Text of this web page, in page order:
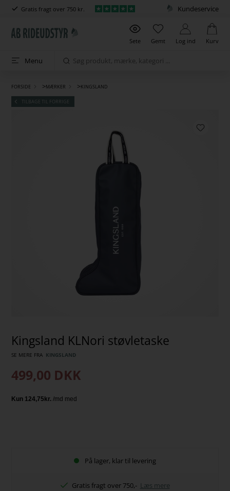
Gratis fragt over 750 kr. Kundeservice
Sete Gemt Log ind Kurv
Menu
FORSIDE >MÆRKER >KINGSLAND
TILBAGE TIL FORRIGE
Kingsland KLNori støvletaske
SE MERE FRA KINGSLAND
499,00 DKK
På lager, klar til levering
Gratis fragt over 750,- Læs mere